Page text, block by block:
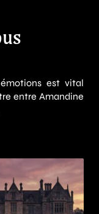
est vital
entre Amandine